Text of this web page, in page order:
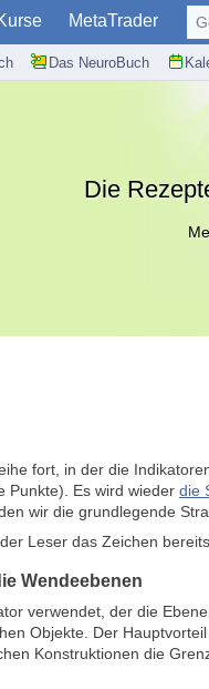
MetaTrader
Das NeuroBuch
Die
fort, in der die
Punkte). Es wird wieder die
wir die grundlegende
Leser das Zeichen
Wendeebenen
verwendet, der die
Objekte. Der
Konstruktionen die